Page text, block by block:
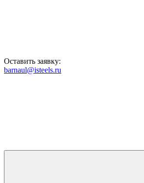
Оставить заявку:
barnaul@isteels.ru